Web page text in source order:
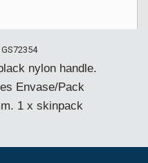
nylon handle.
Envase/Pack
1 x skinpack